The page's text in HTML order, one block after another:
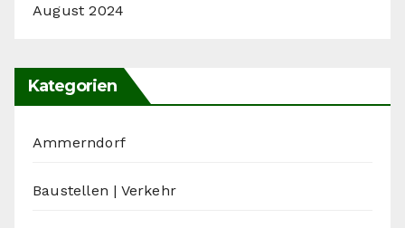
August 2024
Kategorien
Ammerndorf
Baustellen | Verkehr